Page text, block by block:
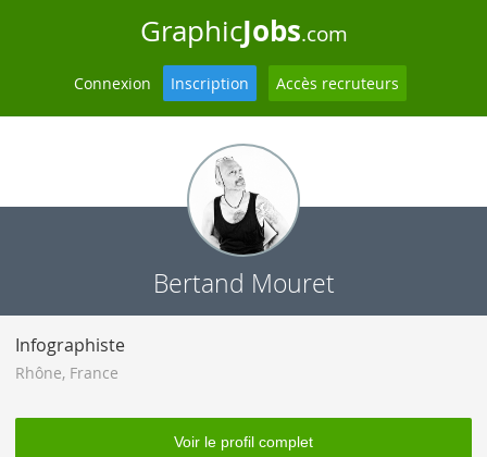
GraphicJobs.com
Connexion Inscription Accès recruteurs
Bertand Mouret
Infographiste
Rhône, France
Voir le profil complet